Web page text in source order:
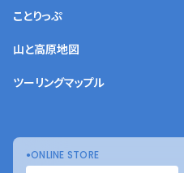
ことりっぷ
山と高原地図
ツーリングマップル
ONLINE STORE